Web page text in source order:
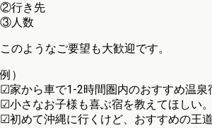
②行き先
③人数
このようなご要望も大歓迎です。
例）
☑家から車で1-2時間圏内のおすすめ温泉
☑小さなお子様も喜ぶ宿を教えてほしい。
☑初めて沖縄に行くけど、おすすめの王